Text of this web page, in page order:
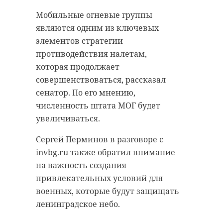
Мобильные огневые группы
являются одним из ключевых
элементов стратегии
противодействия налетам,
которая продолжает
совершенствоваться, рассказал
сенатор. По его мнению,
численность штата МОГ будет
увеличиваться.
Сергей Перминов в разговоре с
invbg.ruтакже обратил внимание
на важность создания
привлекательных условий для
военных, которые будут защищать
ленинградское небо.
Соревнования такого уровня в
Заневском поселении проходят
впервые.
Участие принимают 300
спортсменов из Мурманской,
Архангельской, Псковской,
Калининградской, Вологодской,
Ленинградской областей,
Петербурга.
Программа соревнований
насыщенная. На протяжении
четырех дней спортсмены будут
соревноваться в разных
боялся людей, но постепенно
привык к сотрудникам, которые
выхаживали его и кормили.
Перед возвращением в дикую
природу Логи перевели в
адаптационный вольер без
контакта с человеком, чтобы
восстановить природную
открыли, тюлень сразу выбежал
на берег и через несколько секунд
скрылся в водах Финского залива.
По словам специалистов, именно
недоверие к людям повышает